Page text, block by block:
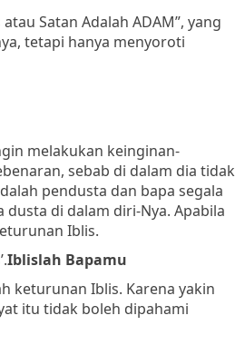
Satan Adalah ADAM”, yang
tetapi hanya menyoroti
melakukan keinginan-
sebab di dalam dia tidak
pendusta dan bapa segala
dusta di dalam diri-Nya. Apabila
Iblis.
Iblislah Bapamu
keturunan Iblis. Karena yakin
itu tidak boleh dipahami